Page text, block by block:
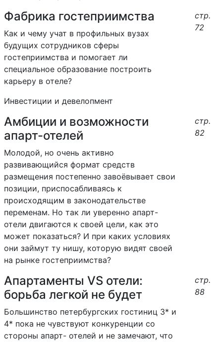
Фабрика гостеприимства
Как и чему учат в профильных вузах
будущих сотрудников сферы
гостеприимства и помогает ли
специальное образование построить
карьеру в отеле?
стр.
72
Инвестиции и девелопмент
Амбиции и возможности
апарт-отелей
Молодой, но очень активно
развивающийся формат средств
размещения постепенно завоёвывает свои
позиции, приспосабливаясь к
происходящим в законодательстве
переменам. Но так ли уверенно апарт-
отели двигаются к своей цели, как это
может показаться? И при каких условиях
они займут ту нишу, которую видят своей
на рынке гостеприимства?
стр.
82
Апартаменты VS отели:
борьба легкой не будет
Большинство петербургских гостиниц 3* и
4* пока не чувствуют конкуренции со
стороны апарт- отелей и не замечают, что
стр.
88